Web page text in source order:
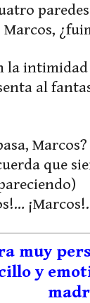
intimidad
al
que
muy
y